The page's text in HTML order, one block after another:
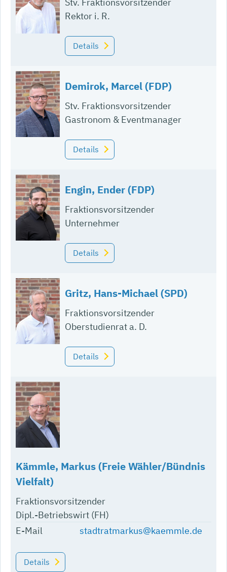
Rektor i. R.
Details
Demirok, Marcel (FDP)
Stv. Fraktionsvorsitzender
Gastronom & Eventmanager
Details
Engin, Ender (FDP)
Fraktionsvorsitzender
Unternehmer
Details
Gritz, Hans-Michael (SPD)
Fraktionsvorsitzender
Oberstudienrat a. D.
Details
Kämmle, Markus (Freie Wähler/Bündnis
Vielfalt)
Fraktionsvorsitzender
Dipl.-Betriebswirt (FH)
E-Mail
stadtratmarkus@kaemmle.de
Details